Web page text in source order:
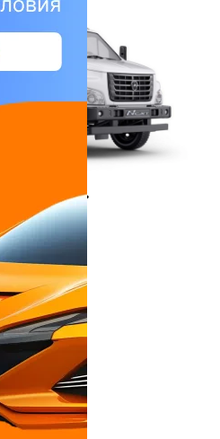
ГАЗ С41R13-1060-26-808-99-00-000
дизель ...
Н*м (кг*м)